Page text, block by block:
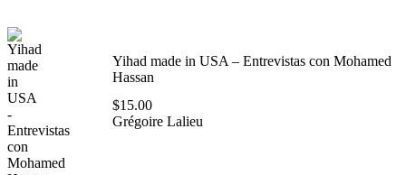
Yihad made in USA – Entrevistas con Mohamed
Hassan
$15.00
Grégoire Lalieu